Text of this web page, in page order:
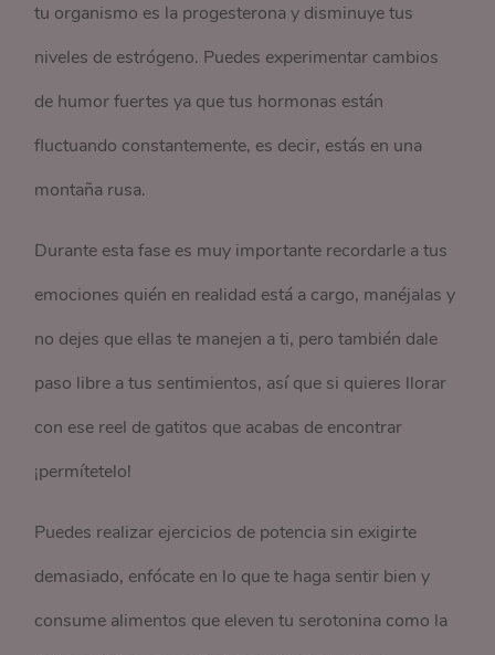
tu organismo es la progesterona y disminuye tus
niveles de estrógeno. Puedes experimentar cambios
de humor fuertes ya que tus hormonas están
fluctuando constantemente, es decir, estás en una
montaña rusa.
Durante esta fase es muy importante recordarle a tus
emociones quién en realidad está a cargo, manéjalas y
no dejes que ellas te manejen a ti, pero también dale
paso libre a tus sentimientos, así que si quieres llorar
con ese reel de gatitos que acabas de encontrar
¡permítetelo!
Puedes realizar ejercicios de potencia sin exigirte
demasiado, enfócate en lo que te haga sentir bien y
consume alimentos que eleven tu serotonina como la